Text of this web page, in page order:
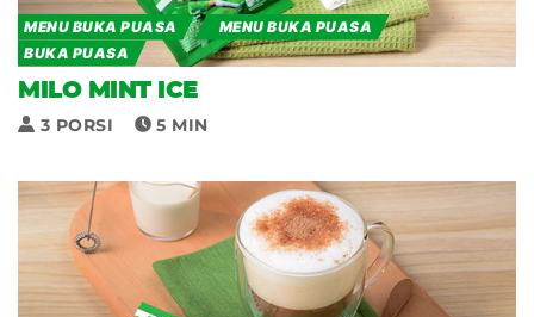
MENU BUKA PUASA
MENU BUKA PUASA
BUKA PUASA
MILO MINT ICE
3 PORSI 5 MIN